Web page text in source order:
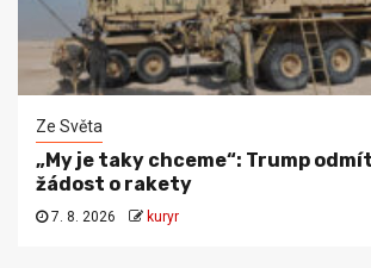
Ze Světa
„My je taky chceme“: Trump
žádost o rakety
7. 8. 2026 kuryr